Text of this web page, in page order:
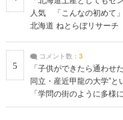
人気 「こんなの初めて
北海道 ねとらぼリサーチ
5
コメント数： 3
「子供ができたら通わ
同立・産近甲龍の大学”
「学問の街のように多様
| 大学 ねとらぼリサーチ